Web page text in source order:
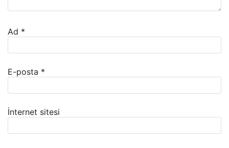
Ad *
E-posta *
İnternet sitesi